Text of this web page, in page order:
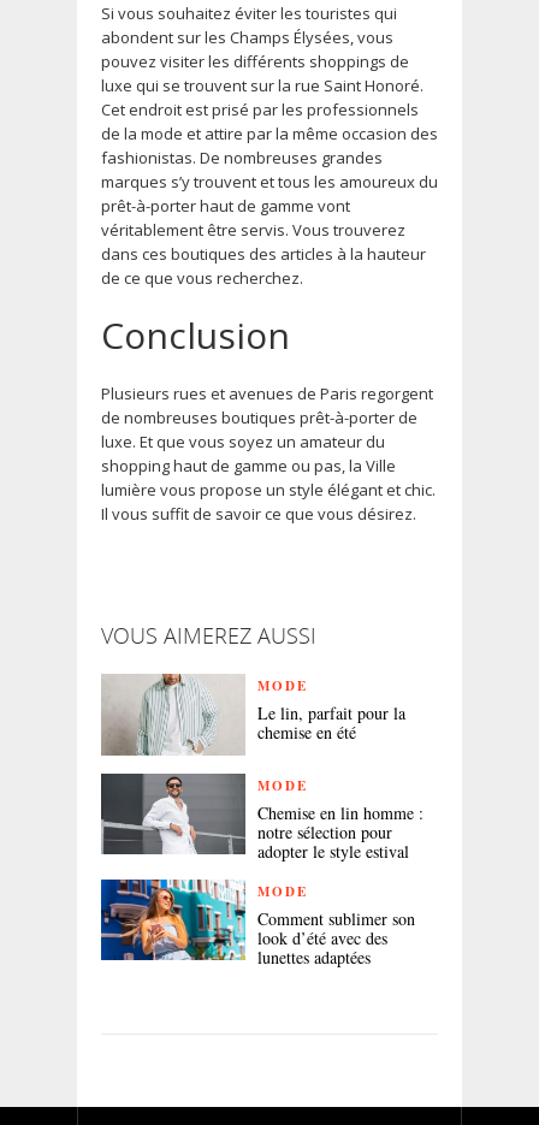
Si vous souhaitez éviter les touristes qui
abondent sur les Champs Élysées, vous
pouvez visiter les différents shoppings de
luxe qui se trouvent sur la rue Saint Honoré.
Cet endroit est prisé par les professionnels
de la mode et attire par la même occasion des
fashionistas. De nombreuses grandes
marques s’y trouvent et tous les amoureux du
prêt-à-porter haut de gamme vont
véritablement être servis. Vous trouverez
dans ces boutiques des articles à la hauteur
de ce que vous recherchez.
Conclusion
Plusieurs rues et avenues de Paris regorgent
de nombreuses boutiques prêt-à-porter de
luxe. Et que vous soyez un amateur du
shopping haut de gamme ou pas, la Ville
lumière vous propose un style élégant et chic.
Il vous suffit de savoir ce que vous désirez.
VOUS AIMEREZ AUSSI
MODE
Le lin, parfait pour la
chemise en été
MODE
Chemise en lin homme :
notre sélection pour
adopter le style estival
MODE
Comment sublimer son
look d’été avec des
lunettes adaptées